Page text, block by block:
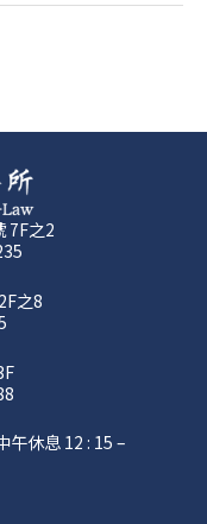
7F之2
之8
午休息 12 : 15 –